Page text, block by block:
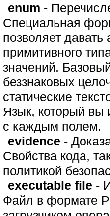
enum -
Специальная
позволяет давать
примитивного
значений.
беззнаковых
статические
Язык, который вы
с каждым полем.
evidence -
Свойства кода,
политикой
executable file -
Файл в формате